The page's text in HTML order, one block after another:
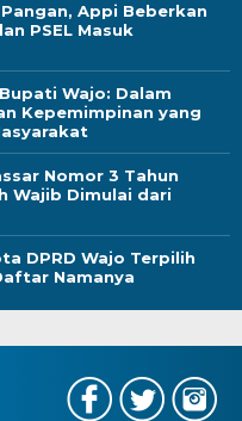
Appi Beberkan
PSEL Masuk
Wajo: Dalam
Kepemimpinan yang
Nomor 3 Tahun
Wajib Dimulai dari
DPRD Wajo Terpilih
Namanya